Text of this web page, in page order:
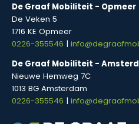
De Graaf Mobiliteit - Opmeer
De Veken 5
1716 KE Opmeer
0226-355546 |
De Graaf Mobiliteit -
Nieuwe Hemweg 7C
1013 BG Amsterdam
0226-355546 |